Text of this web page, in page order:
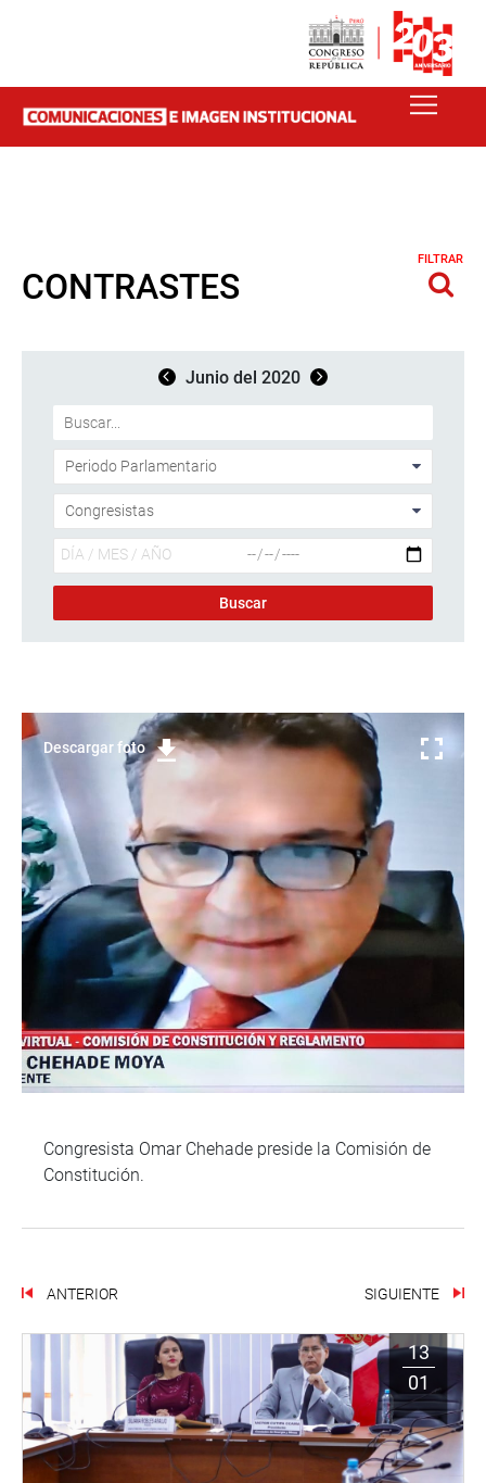
CONTRASTES
FILTRAR
Junio del 2020
Descargar foto
Congresista Omar Chehade preside la Comisión de
Constitución.
ANTERIOR SIGUIENTE
13
01